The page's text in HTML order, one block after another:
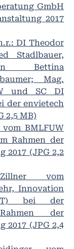
GmbH
2017
DI Theodor
Stadlbauer,
Bettina
Mag.
und SC DI
der envietech
2,5 MB)
BMLFUW
Rahmen der
2017 (JPG 2,2
vom
Innovation
bei der
der
2017 (JPG 2,4